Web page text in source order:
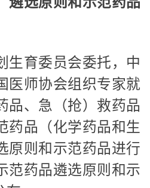
生育委员会委托，中
医师协会组织专家就
品、急（抢）救药品
药品（化学药品和生
原则和示范药品进行
范药品遴选原则和示